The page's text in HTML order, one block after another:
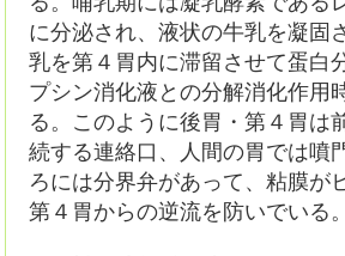
に分泌され、液状の牛乳を凝固
乳を第４胃内に滞留させて蛋白
プシン消化液との分解消化作用
る。このように後胃・第４胃は
続する連絡口、人間の胃では噴
ろには分界弁があって、粘膜が
第４胃からの逆流を防いでいる。